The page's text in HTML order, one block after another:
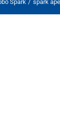
Spark spark